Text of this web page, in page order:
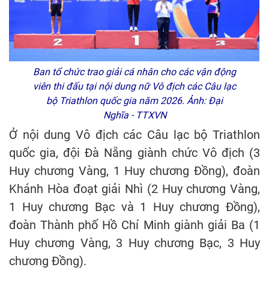
Ban tổ chức trao giải cá nhân cho các vận động
viên thi đấu tại nội dung nữ Vô địch các Câu lạc
bộ Triathlon quốc gia năm 2026. Ảnh: Đại
Nghĩa - TTXVN
Ở nội dung Vô địch các Câu lạc bộ Triathlon
quốc gia, đội Đà Nẵng giành chức Vô địch (3
Huy chương Vàng, 1 Huy chương Đồng), đoàn
Khánh Hòa đoạt giải Nhì (2 Huy chương Vàng,
1 Huy chương Bạc và 1 Huy chương Đồng),
đoàn Thành phố Hồ Chí Minh giành giải Ba (1
Huy chương Vàng, 3 Huy chương Bạc, 3 Huy
chương Đồng).